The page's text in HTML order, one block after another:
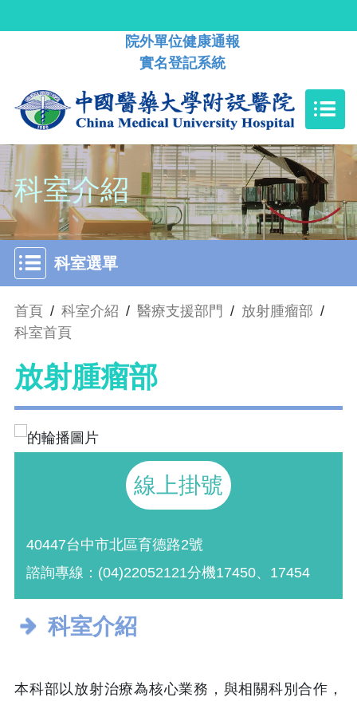
院外單位健康通報
實名登記系統
科室介紹
科室選單
首頁 / 科室介紹 / 醫療支援部門 / 放射腫瘤部 /
科室首頁
放射腫瘤部
線上掛號
40447台中市北區育德路2號
諮詢專線：(04)22052121分機17450、17454
科室介紹
本科部以放射治療為核心業務，與相關科別合作，